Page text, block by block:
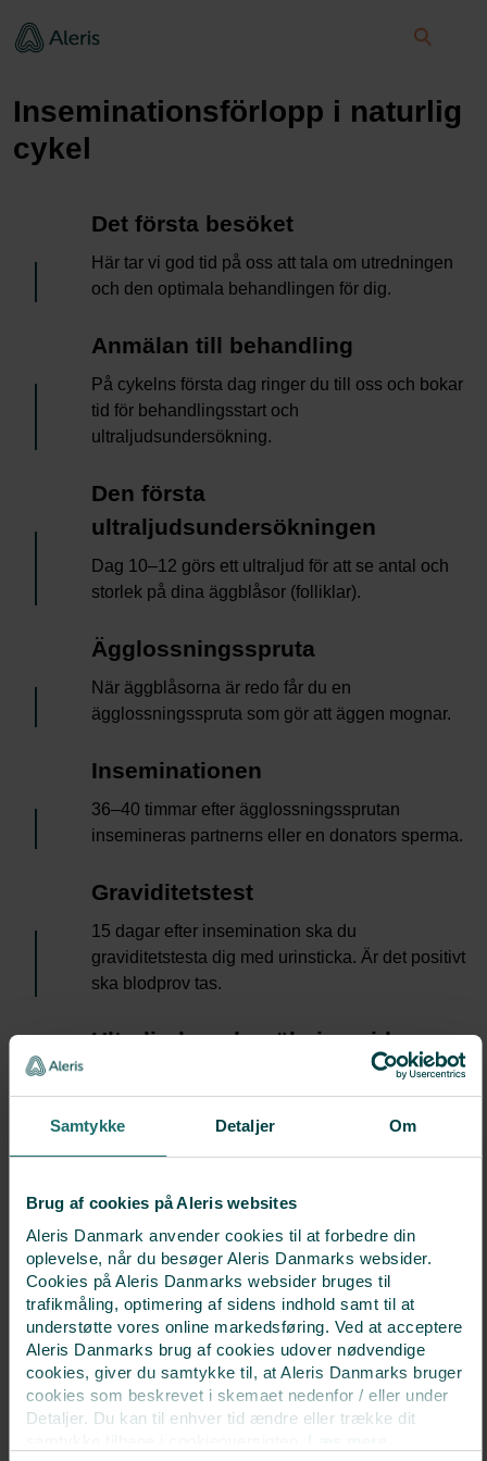
Samtykke Detaljer Om
Brug af cookies på Aleris websites
Aleris Danmark anvender cookies til at forbedre din
oplevelse, når du besøger Aleris Danmarks websider.
Cookies på Aleris Danmarks websider bruges til
trafikmåling, optimering af sidens indhold samt til at
understøtte vores online markedsføring. Ved at acceptere
Aleris Danmarks brug af cookies udover nødvendige
cookies, giver du samtykke til, at Aleris Danmarks bruger
cookies som beskrevet i skemaet nedenfor / eller under
Detaljer. Du kan til enhver tid ændre eller trække dit
Inseminationsförlopp i naturlig
cykel
Det första besöket
Här tar vi god tid på oss att tala om utredningen
och den optimala behandlingen för dig.
Anmälan till behandling
På cykelns första dag ringer du till oss och bokar
tid för behandlingsstart och
ultraljudsundersökning.
Den första
ultraljudsundersökningen
Dag 10–12 görs ett ultraljud för att se antal och
storlek på dina äggblåsor (folliklar).
Ägglossningsspruta
När äggblåsorna är redo får du en
ägglossningsspruta som gör att äggen mognar.
Inseminationen
36–40 timmar efter ägglossningssprutan
insemineras partnerns eller en donators sperma.
Graviditetstest
15 dagar efter insemination ska du
graviditetstesta dig med urinsticka. Är det positivt
ska blodprov tas.
7
Ultraljudsundersökning vid
ultraljudsundersökning runt tre veckor senare.
LADDA NER PATIENTINFORMATIONEN
Kom på ett inledande samtal